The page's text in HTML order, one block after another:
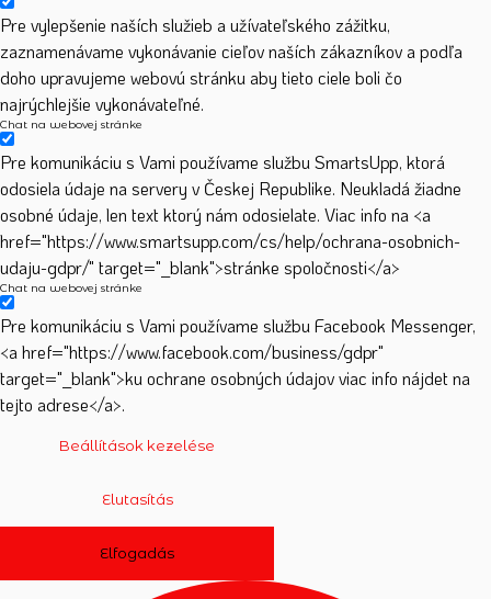
Pre vylepšenie naších služieb a užívateľského zážitku,
zaznamenávame vykonávanie cieľov naších zákazníkov a podľa
doho upravujeme webovú stránku aby tieto ciele boli čo
najrýchlejšie vykonávateľné.
Chat na webovej stránke
Pre komunikáciu s Vami používame službu SmartsUpp, ktorá
odosiela údaje na servery v Českej Republike. Neukladá žiadne
osobné údaje, len text ktorý nám odosielate. Viac info na <a
href="https://www.smartsupp.com/cs/help/ochrana-osobnich-
udaju-gdpr/" target="_blank">stránke spoločnosti</a>
Chat na webovej stránke
Pre komunikáciu s Vami používame službu Facebook Messenger,
<a href="https://www.facebook.com/business/gdpr"
target="_blank">ku ochrane osobných údajov viac info nájdet na
tejto adrese</a>.
Beállítások kezelése
Elutasítás
Elfogadás